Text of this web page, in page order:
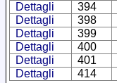
Dettagli
394
Dettagli
398
Dettagli
399
Dettagli
400
Dettagli
401
Dettagli
414